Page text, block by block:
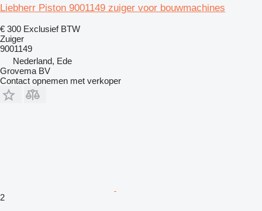
Liebherr Piston 9001149 zuiger voor bouwmachines
€ 300 Exclusief BTW
Zuiger
9001149
Nederland, Ede
Grovema BV
Contact opnemen met verkoper
2